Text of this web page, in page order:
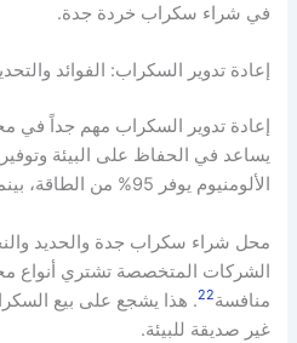
في شراء سكراب خردة جدة.
إعادة تدوير السكراب: الفوائد
إعادة تدوير السكراب مهم جداً
يساعد في الحفاظ على البيئة وتوفير
الألومنيوم يوفر 95% من الطاقة، بينما الحديد يوفر 74%
محل شراء سكراب جدة والحديد
الشركات المتخصصة تشتري أنواع
منافسة22. هذا يشجع على بيع
غير صديقة للبيئة.